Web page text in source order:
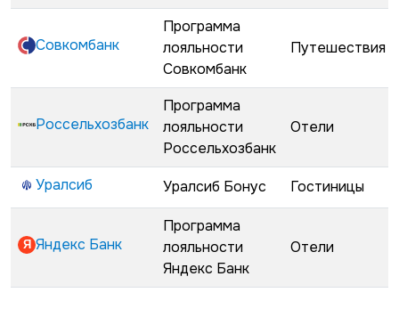
Совкомбанк
Программа
лояльности
Совкомбанк
Путешествия
Россельхозбанк
Программа
лояльности
Россельхозбанк
Отели
Уралсиб Уралсиб Бонус Гостиницы
Яндекс Банк
Программа
лояльности
Яндекс Банк
Отели